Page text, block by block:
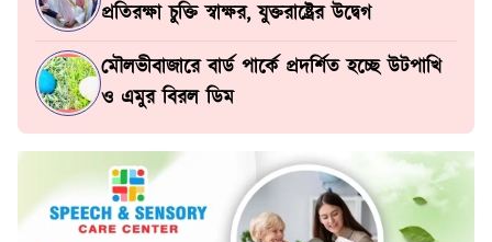
প্রতিরক্ষা চুক্তি স্বাক্ষর, যুক্তরাষ্ট্রের উদ্বেগ
মৌলভীবাজারে বার্ড পার্কে প্রদর্শিত হচ্ছে উটপাখি
ও এমুর বিরল ডিম